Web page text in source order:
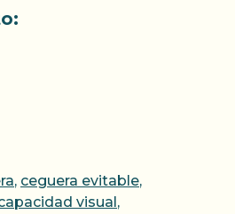
, ceguera evitable,
visual ,